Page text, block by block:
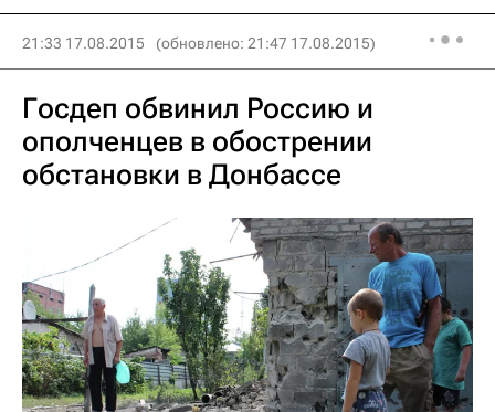
21:33 17.08.2015 (обновлено: 21:47 17.08.2015)
Госдеп обвинил Россию и
ополченцев в обострении
обстановки в Донбассе